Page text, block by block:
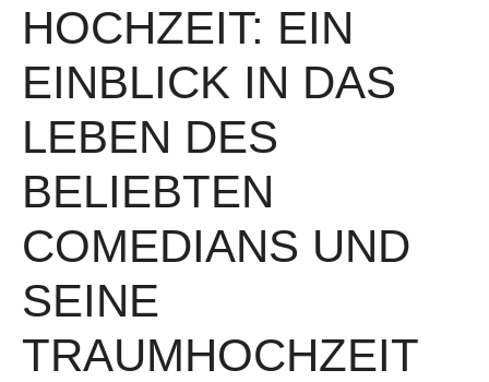
OCHZEIT: EIN E
INBLICK IN DAS L
EBEN DES B
ELIEBTEN C
OMEDIANS UND S
EINE T
RAUMHOCHZEIT